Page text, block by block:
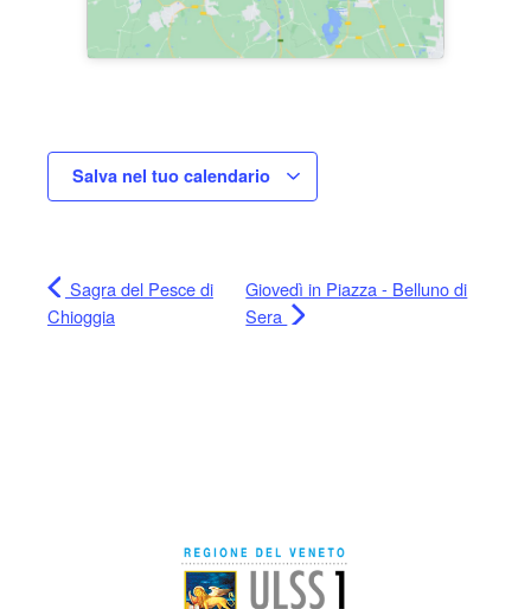
Salva nel tuo calendario
Sagra del Pesce di
Chioggia
Giovedì in Piazza - Belluno di
Sera